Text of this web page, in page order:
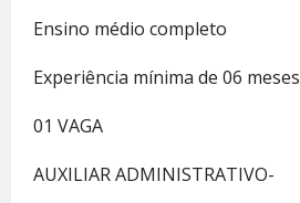
Ensino médio completo
Experiência mínima de 06 meses
01 VAGA
AUXILIAR ADMINISTRATIVO-